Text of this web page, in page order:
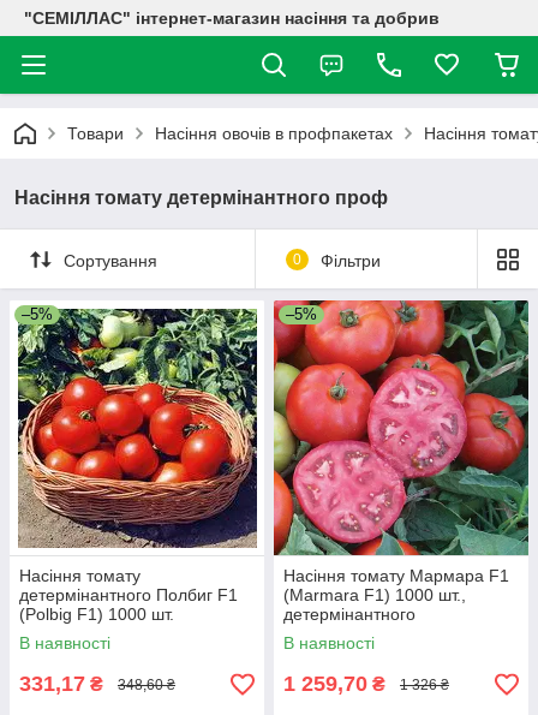
"СЕМІЛЛАС" інтернет-магазин насіння та добрив
Товари Насіння овочів в профпакетах Насіння
Насіння томату детермінантного проф
Сортування 0 Фільтри
–5%
Насіння томату
детермінантного Полбиг F1
(Polbig F1) 1000 шт.
В наявності
331,17 ₴ 348,60 ₴
–5%
Насіння томату Мармара F1
(Marmara F1) 1000 шт.,
детермінантного
В наявності
1 259,70 ₴ 1 326 ₴